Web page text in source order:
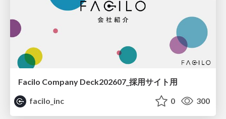
Facilo Company Deck202607_採用サイト用
facilo_inc
0 300